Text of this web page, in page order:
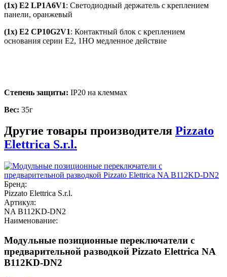
(1x) E2 LP1A6V1: Светодиодный держатель с креплением
панели, оранжевый
(1x) E2 CP10G2V1: Контактный блок с креплением
основания серии E2, 1НО медленное действие
Степень защиты: IP20 на клеммах
Вес: 35г
Другие товары производителя Pizzato
Elettrica S.r.l.
Бренд:
Pizzato Elettrica S.r.l.
Артикул:
NA B112KD-DN2
Наименование:
Модульные позиционные переключатели с
предварительной разводкой Pizzato Elettrica NA
B112KD-DN2